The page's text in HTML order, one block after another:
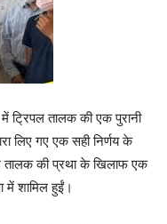
में ट्रिपल तालक की एक पुरानी
लिए गए एक सही निर्णय के
तालक की प्रथा के खिलाफ एक
में शामिल हुईं।